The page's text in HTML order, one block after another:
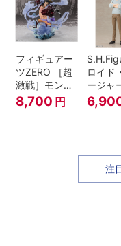
フィギュアー
ツZERO ［超
激戦］モンキ
ー・D・ルフ
ィ -ギア4 三
8,700 円
ロイド
ージャ
ォージ
のちち-
『
注